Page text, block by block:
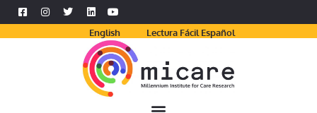
English Lectura Fácil Español